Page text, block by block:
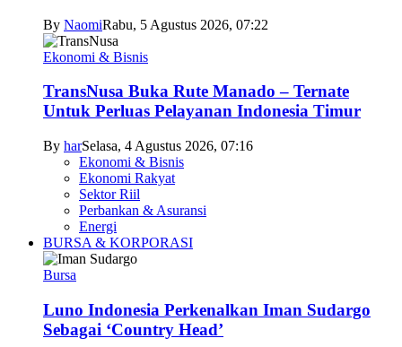
By NaomiRabu, 5 Agustus 2026, 07:22
Ekonomi & Bisnis
TransNusa Buka Rute Manado – Ternate
Untuk Perluas Pelayanan Indonesia Timur
By harSelasa, 4 Agustus 2026, 07:16
Ekonomi & Bisnis
Ekonomi Rakyat
Sektor Riil
Perbankan & Asuransi
Energi
BURSA & KORPORASI
Bursa
Luno Indonesia Perkenalkan Iman Sudargo
Sebagai ‘Country Head’